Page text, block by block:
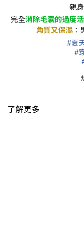
親
完全消除毛囊的過度
角質又保濕
#夏
#
了解更多